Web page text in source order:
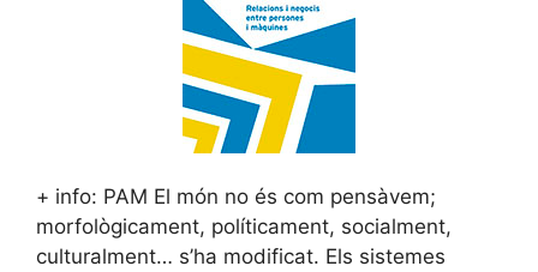
+ info: PAM El món no és com pensàvem;
morfològicament, políticament, socialment,
culturalment… s’ha modificat. Els sistemes